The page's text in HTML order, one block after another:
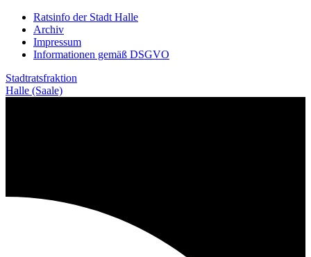
Weiter
zum
Inhalt
Ratsinfo der Stadt Halle
Archiv
Impressum
Informationen gemäß DSGVO
Stadtratsfraktion
Halle (Saale)